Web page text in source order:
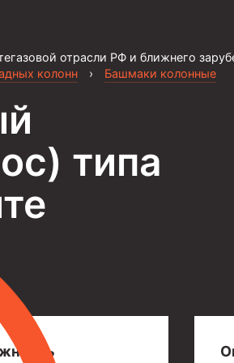
отрасли РФ и ближнего
колонн › Башмаки колонные
типа